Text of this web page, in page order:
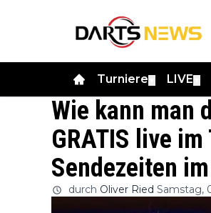
Turniere LIVE
Wie kann man
GRATIS live
Sendezeiten
durch Oliver Ried Samstag,